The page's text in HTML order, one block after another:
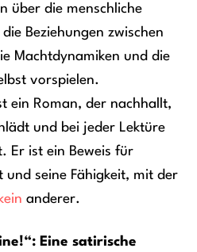
über die menschliche
Beziehungen zwischen
Machtdynamiken und die
vorspielen.
ein Roman, der nachhallt,
und bei jeder Lektüre
Er ist ein Beweis für
und seine Fähigkeit, mit der
kein anderer.
Eine satirische